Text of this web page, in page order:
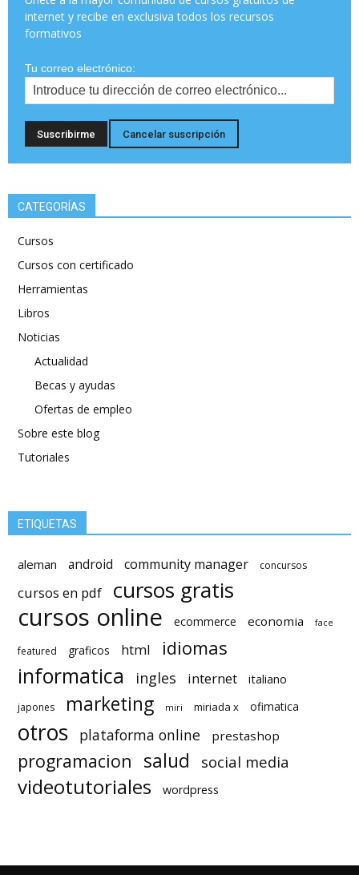
internet y recibe en exclusiva todos los recursos
formativos
Tu correo electrónico:
CATEGORÍAS
Cursos
Cursos con certificado
Herramientas
Libros
Noticias
Actualidad
Becas y ayudas
Ofertas de empleo
Sobre este blog
Tutoriales
ETIQUETAS
aleman android community manager concursos
cursos en pdf cursos gratis
cursos online ecommerce economia face
featured graficos html idiomas
informatica ingles internet italiano
japones marketing miri miriada x ofimatica
otros plataforma online prestashop
programacion salud social media
videotutoriales wordpress